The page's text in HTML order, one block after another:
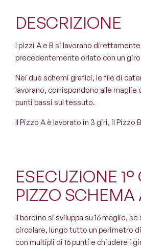
DESCRIZIONE
I pizzi A e B si lavorano
precedentemente orlato con un
Nei due schemi grafici, le file di
lavorano, corrispondono alle maglie
punti bassi sul tessuto.
Il Pizzo A è lavorato in 3 giri, il Pizzo
ESECUZIONE 1°
PIZZO SCHEMA
Il bordino si sviluppa su 16 maglie,
circolare, lungo tutto un perimetro
con multipli di 16 punti e chiudere i